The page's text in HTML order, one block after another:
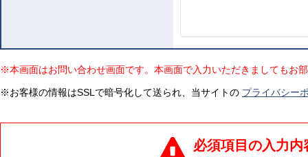
※本画面はお問い合わせ画面です。本画面で入力いただきましてもお
※お客様の情報はSSLで暗号化して送られ、当サイトの プライバシー
必須項目の入力